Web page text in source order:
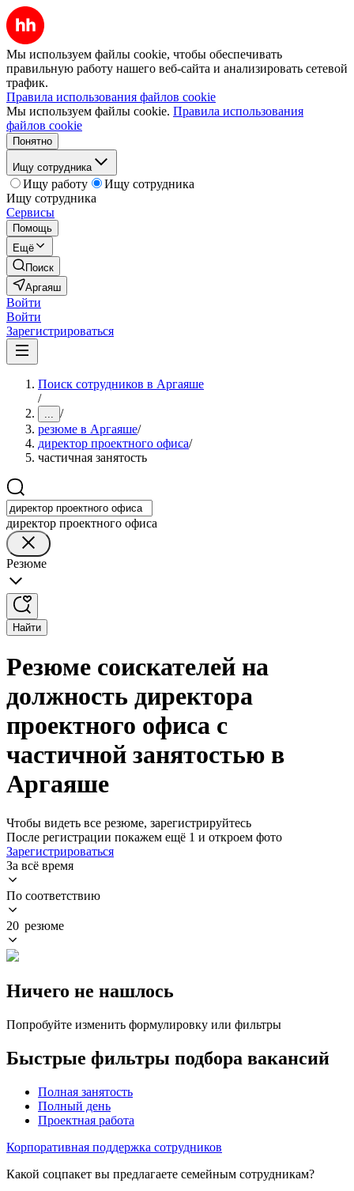
Мы используем файлы cookie, чтобы обеспечивать
правильную работу нашего веб-сайта и анализировать сетевой
трафик.
Правила использования файлов cookie
Мы используем файлы cookie. Правила использования
файлов cookie
Понятно
Ищу сотрудника
Ищу работу
Ищу сотрудника
Ищу сотрудника
Сервисы
Помощь
Ещё
Поиск
Аргаяш
Войти
Войти
Зарегистрироваться
Поиск сотрудников в Аргаяше
/
... /
резюме в Аргаяше/
директор проектного офиса/
частичная занятость
директор проектного офиса
Резюме
Найти
Резюме соискателей на
должность директора
проектного офиса с
частичной занятостью в
Аргаяше
Чтобы видеть все резюме, зарегистрируйтесь
После регистрации покажем ещё 1 и откроем фото
Зарегистрироваться
За всё время
По соответствию
20 резюме
Ничего не нашлось
Попробуйте изменить формулировку или фильтры
Быстрые фильтры подбора вакансий
Полная занятость
Полный день
Проектная работа
Корпоративная поддержка сотрудников
Какой соцпакет вы предлагаете семейным сотрудникам?